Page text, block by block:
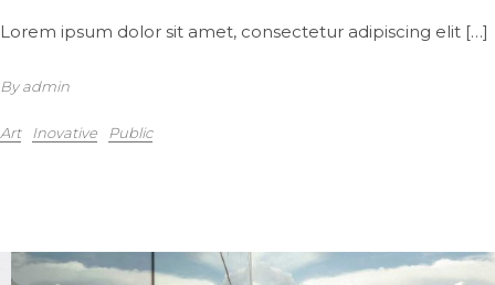
Lorem ipsum dolor sit amet, consectetur adipiscing elit […]
By admin
Art Inovative Public
2021 年 10 月 12 日